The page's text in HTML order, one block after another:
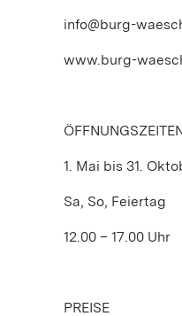
info@burg-
www.burg-
1. Mai bis 31.
Sa, So, Feiertag
12.00 – 17.00 Uhr
PREISE